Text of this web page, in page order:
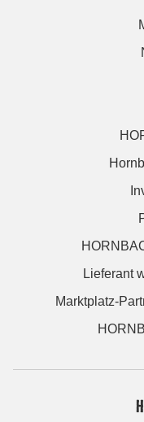
Lieferant
Marktplatz-